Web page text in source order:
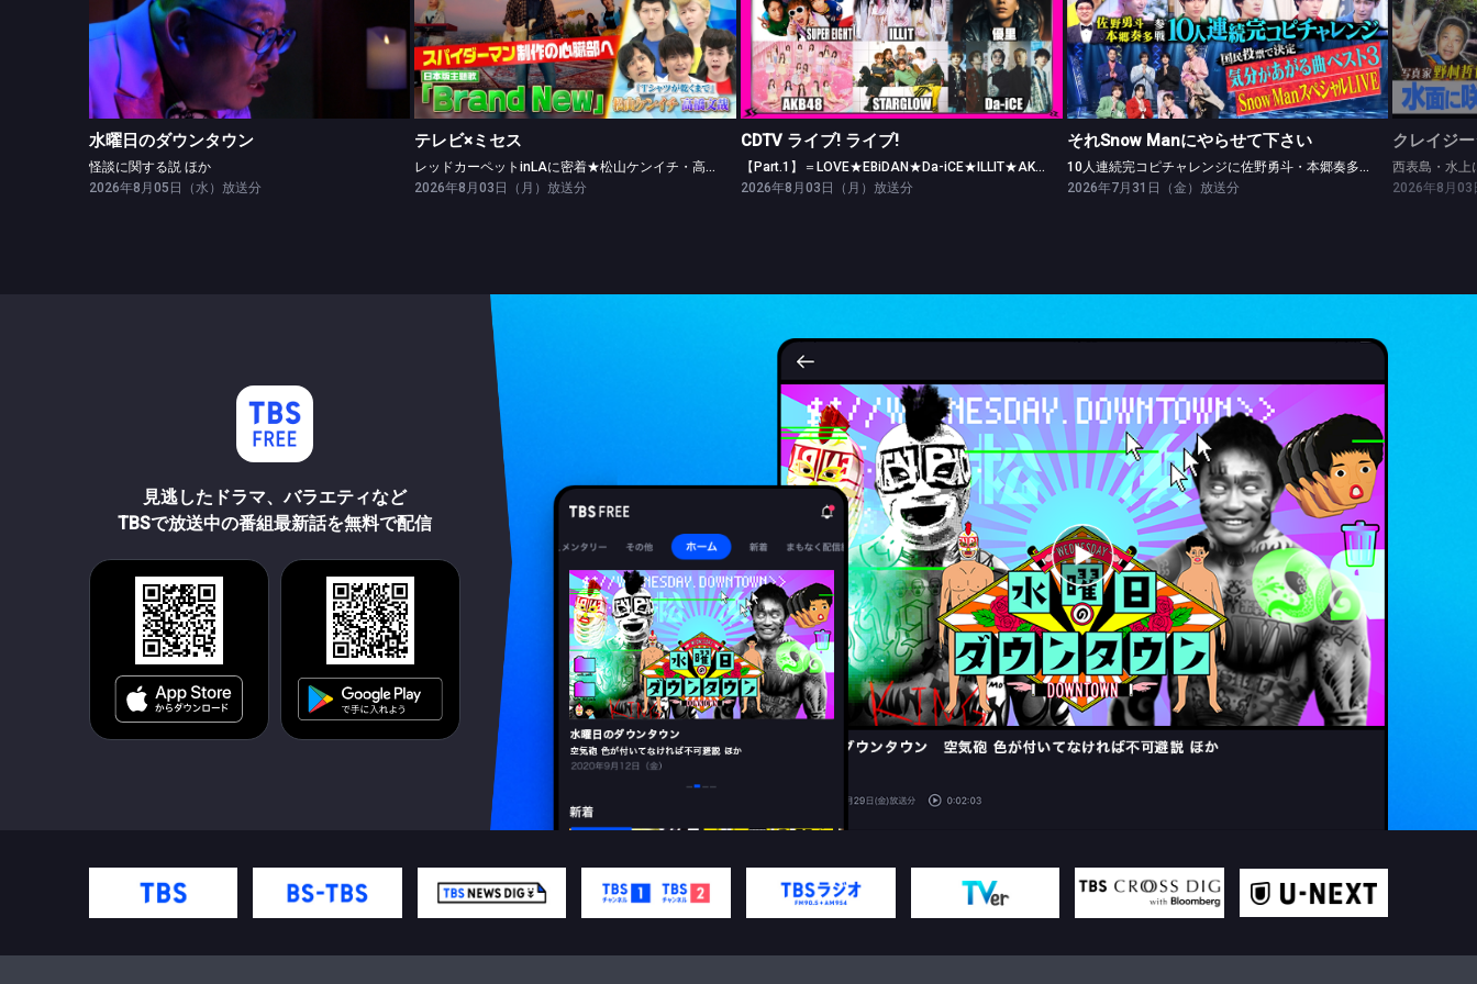
水曜日のダウンタウン
怪談に関する説 ほか
水曜日のダウンタウン
怪談に関する説 ほか
2026年8月05日（水）放送分
テレビ×ミセス
レッドカーペットinLAに密着★松山ケンイチ・高橋文哉ツッパリ勝負！
テレビ×ミセス
レッドカーペットinLAに密着★松山ケンイチ・高橋文哉ツッパリ勝負！
2026年8月03日（月）放送分
CDTV ライブ! ライブ!
【Part.1】＝LOVE★EBiDAN★Da-iCE★ILLIT★AKB48
CDTV ライブ! ライブ!
【Part.1】＝LOVE★EBiDAN★Da-iCE★ILLIT★AKB48
2026年8月03日（月）放送分
それSnow Manにやらせて下さい
10人連続完コピチャレンジに佐野勇斗・本郷奏多参戦＆Snow Man SPライブ
それSnow Manにやらせて下さい
10人連続完コピチャレンジに佐野勇斗・本郷奏多参戦＆Snow Man SPライブ
2026年7月31日（金）放送分
クレイジ
2026年8月03
見逃したドラマ、バラエティなど
TBSで放送中の番組最新話を無料で配信